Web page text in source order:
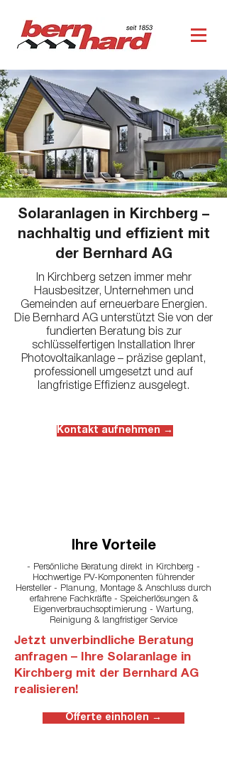
Solaranlagen in Kirchberg –
nachhaltig und effizient mit
der Bernhard AG
In Kirchberg setzen immer mehr
Hausbesitzer, Unternehmen und
Gemeinden auf erneuerbare Energien.
Die Bernhard AG unterstützt Sie von der
fundierten Beratung bis zur
schlüsselfertigen Installation Ihrer
Photovoltaikanlage – präzise geplant,
professionell umgesetzt und auf
langfristige Effizienz ausgelegt.
Kontakt aufnehmen →
Ihre Vorteile
- Persönliche Beratung direkt in Kirchberg -
Hochwertige PV-Komponenten führender
Hersteller - Planung, Montage & Anschluss durch
erfahrene Fachkräfte - Speicherlösungen &
Eigenverbrauchsoptimierung - Wartung,
Reinigung & langfristiger Service
Jetzt unverbindliche Beratung
anfragen – Ihre Solaranlage in
Kirchberg mit der Bernhard AG
realisieren!
Offerte einholen →